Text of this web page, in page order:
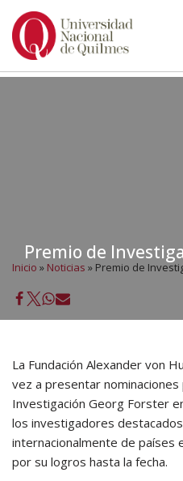
Ir
Premio de
Inicio » Noticias » Premio de
La Fundación Alexander von
vez a presentar
Investigación Georg Forster
los investigadores
internacionalmente de países
por su logros hasta la fecha.